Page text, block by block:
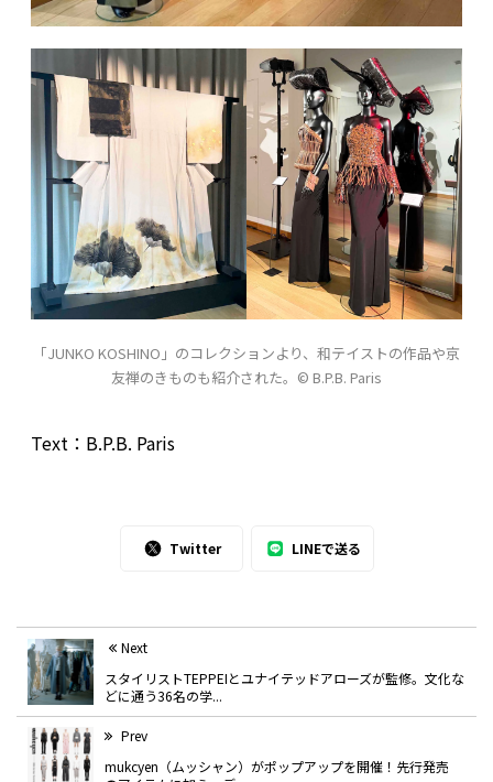
「JUNKO KOSHINO」のコレクションより、和テイストの作品や京
友禅のきものも紹介された。© B.P.B. Paris
Text：B.P.B. Paris
Twitter LINEで送る
Next
スタイリストTEPPEIとユナイテッドアローズが監修。文化な
どに通う36名の学...
Prev
mukcyen（ムッシャン）がポップアップを開催！先行発売